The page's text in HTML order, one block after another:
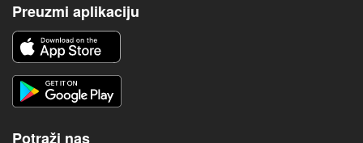
Preuzmi aplikaciju
Potraži nas